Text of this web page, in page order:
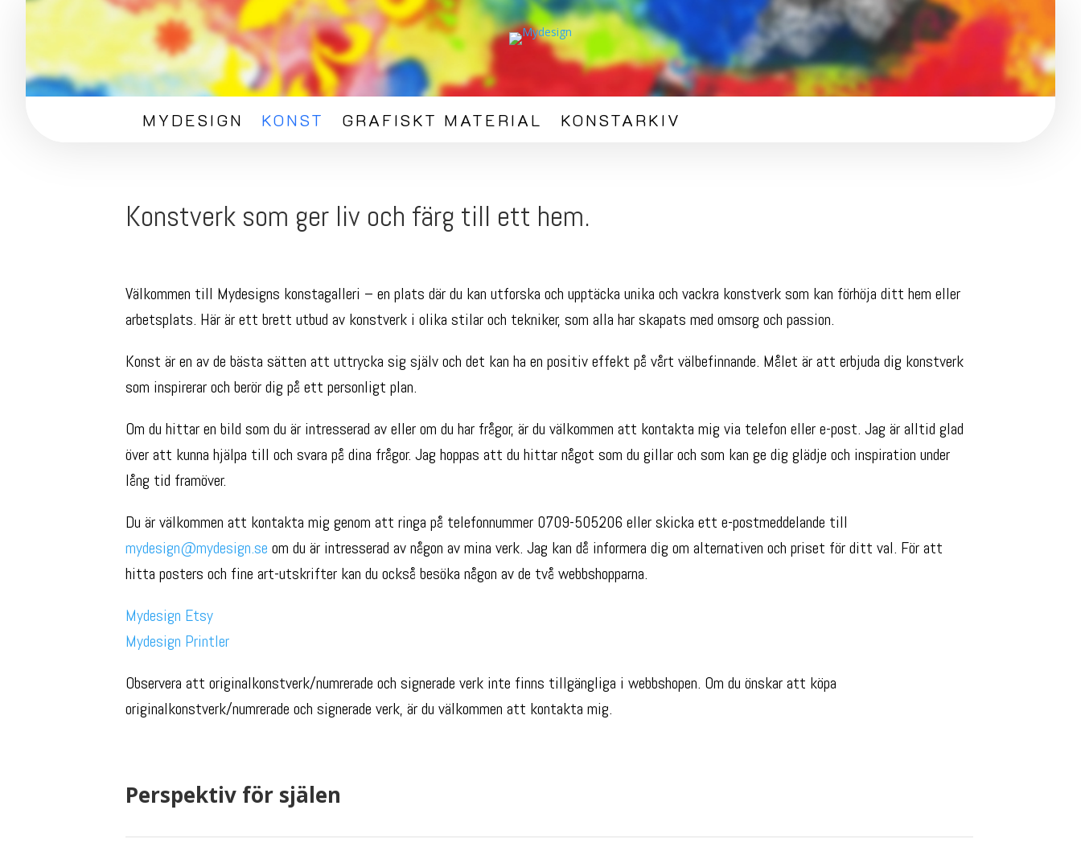
MYDESIGN KONST GRAFISKT MATERIAL KONSTARKIV
Konstverk som ger liv och färg till ett hem.
Välkommen till Mydesigns konstagalleri – en plats där du kan utforska och upptäcka unika och vackra konstverk som kan förhöja ditt hem eller
arbetsplats. Här är ett brett utbud av konstverk i olika stilar och tekniker, som alla har skapats med omsorg och passion.
Konst är en av de bästa sätten att uttrycka sig själv och det kan ha en positiv effekt på vårt välbefinnande. Målet är att erbjuda dig konstverk
som inspirerar och berör dig på ett personligt plan.
Om du hittar en bild som du är intresserad av eller om du har frågor, är du välkommen att kontakta mig via telefon eller e-post. Jag är alltid glad
över att kunna hjälpa till och svara på dina frågor. Jag hoppas att du hittar något som du gillar och som kan ge dig glädje och inspiration under
lång tid framöver.
Du är välkommen att kontakta mig genom att ringa på telefonnummer 0709-505206 eller skicka ett e-postmeddelande till
mydesign@mydesign.se om du är intresserad av någon av mina verk. Jag kan då informera dig om alternativen och priset för ditt val. För att
hitta posters och fine art-utskrifter kan du också besöka någon av de två webbshopparna.
Mydesign Etsy
Mydesign Printler
Observera att originalkonstverk/numrerade och signerade verk inte finns tillgängliga i webbshopen. Om du önskar att köpa
originalkonstverk/numrerade och signerade verk, är du välkommen att kontakta mig.
Perspektiv för själen